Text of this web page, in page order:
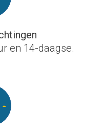
en 14-daagse.